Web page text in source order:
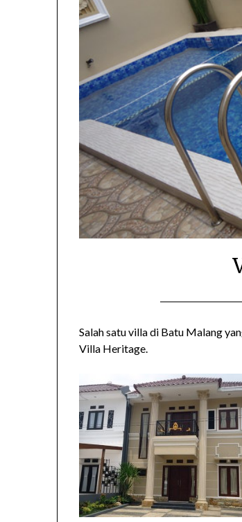
Salah satu villa di Batu Malang
Villa Heritage.